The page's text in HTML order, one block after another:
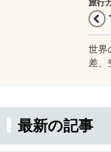
旅行
世界
差、
最新の記事